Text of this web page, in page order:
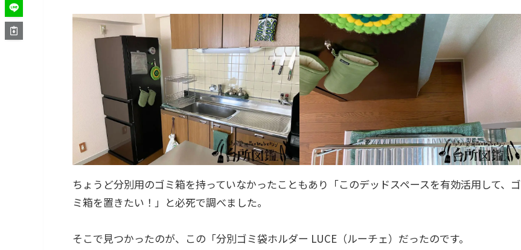
ちょうど分別用のゴミ箱を持っていなかったこともあり「このデッドスペースを有効活用して、ゴ
ミ箱を置きたい！」と必死で調べました。
そこで見つかったのが、この「分別ゴミ袋ホルダー LUCE（ルーチェ）だったのです。